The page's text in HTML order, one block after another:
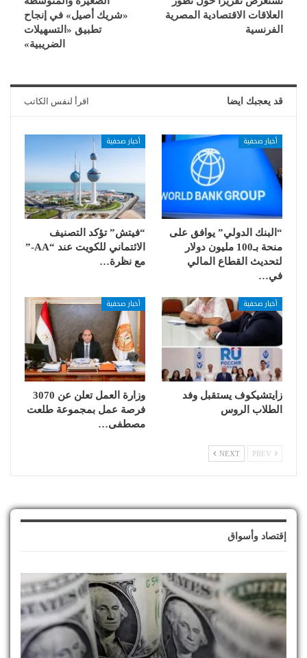
العلاقات الاقتصادية المصرية
الفرنسية
«شريك أصيل» في إنجاح
تطبيق «التسهيلات
الضريبية»
قد يعجبك ايضا اقرأ لنفس الكاتب
أخبار صحفية
“البنك الدولي” يوافق على
منحة بـ100 مليون دولار
لتحديث القطاع المالي
في…
أخبار صحفية
“فيتش” تؤكد التصنيف
الائتماني للكويت عند “AA-”
مع نظرة…
أخبار صحفية
زايتشيكوف يستقبل وفد
الطلاب الروس
أخبار صحفية
وزارة العمل تعلن عن 3070
فرصة عمل بمجموعة طلعت
مصطفى…
NEXT
إقتصاد وأسواق